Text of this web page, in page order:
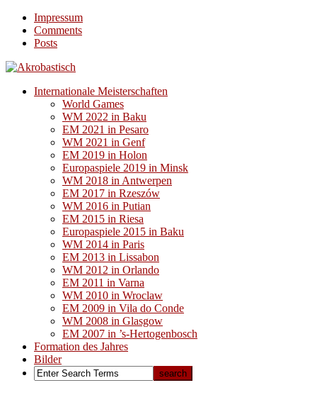
Impressum
Comments
Posts
Internationale Meisterschaften
World Games
WM 2022 in Baku
EM 2021 in Pesaro
WM 2021 in Genf
EM 2019 in Holon
Europaspiele 2019 in Minsk
WM 2018 in Antwerpen
EM 2017 in Rzeszów
WM 2016 in Putian
EM 2015 in Riesa
Europaspiele 2015 in Baku
WM 2014 in Paris
EM 2013 in Lissabon
WM 2012 in Orlando
EM 2011 in Varna
WM 2010 in Wroclaw
EM 2009 in Vila do Conde
WM 2008 in Glasgow
EM 2007 in ’s-Hertogenbosch
Formation des Jahres
Bilder